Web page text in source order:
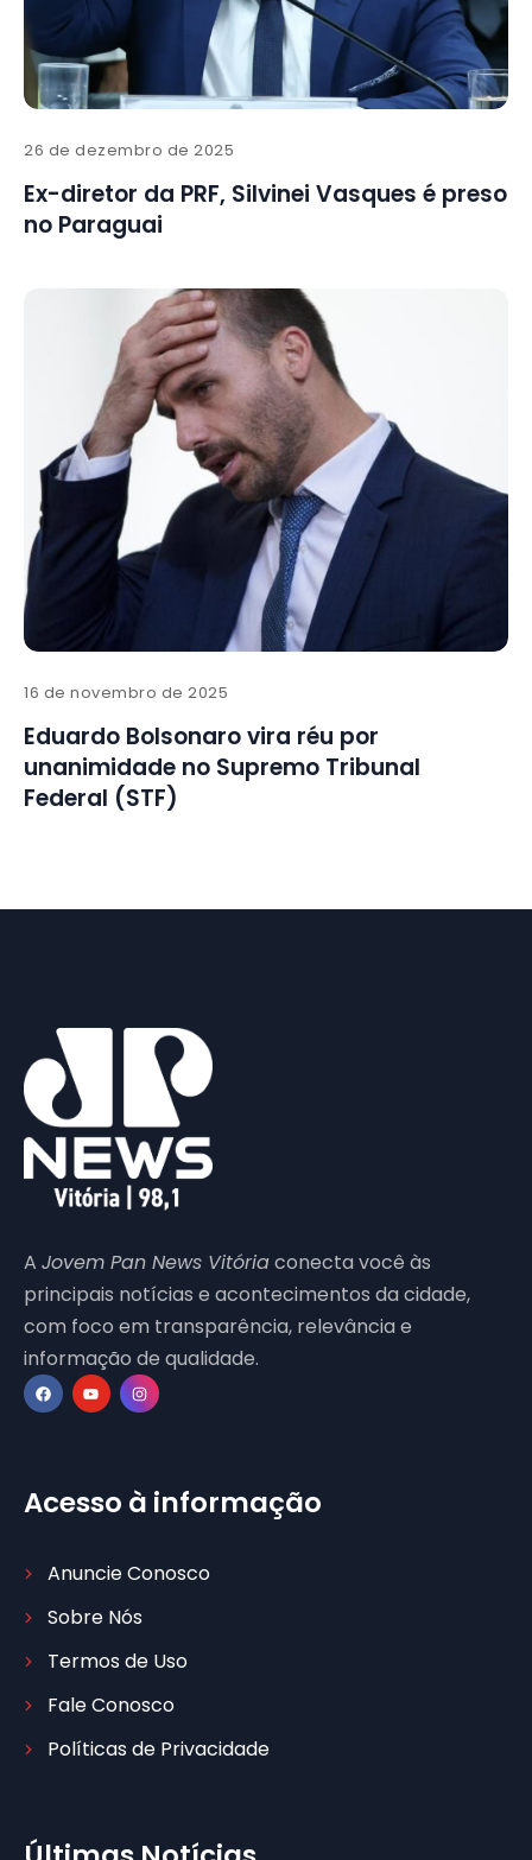
26 de dezembro de 2025
Ex-diretor da PRF, Silvinei Vasques é preso
no Paraguai
16 de novembro de 2025
Eduardo Bolsonaro vira réu por
unanimidade no Supremo Tribunal
Federal (STF)
A Jovem Pan News Vitóriaconecta você às
principais notícias e acontecimentos da cidade,
com foco em transparência, relevância e
informação de qualidade.
Acesso à informação
Anuncie Conosco
Sobre Nós
Termos de Uso
Fale Conosco
Políticas de Privacidade